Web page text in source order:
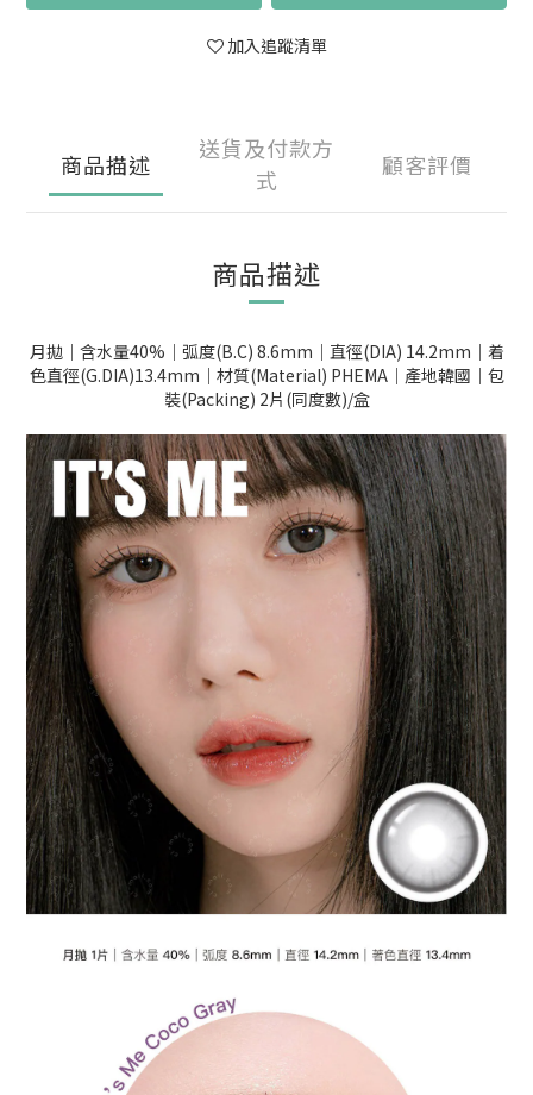
加入追蹤清單
商品描述
送貨及付款方
式
顧客評價
商品描述
月拋｜含水量40%｜弧度(B.C) 8.6mm｜直徑(DIA) 14.2mm｜着
色直徑(G.DIA)13.4mm｜材質(Material) PHEMA｜產地韓國｜包
裝(Packing) 2片(同度數)/盒